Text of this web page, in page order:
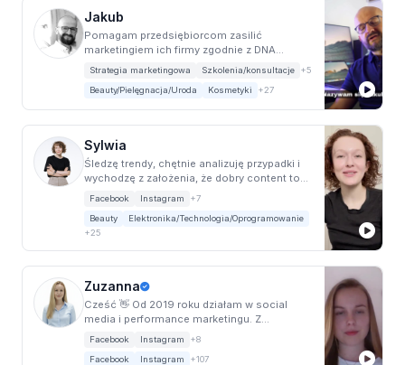
Jakub
Pomagam przedsiębiorcom zasilić
marketingiem ich firmy zgodnie z DNA
organizacji, celami b...
Strategia marketingowa Szkolenia/konsultacje
+5
Beauty/Pielęgnacja/Uroda
Kosmetyki +27
Sylwia
Śledzę trendy, chętnie analizuję przypadki i
wychodzę z założenia, że dobry content to
jed...
Facebook Instagram
+7
Beauty
Elektronika/Technologia/Oprogramowanie
+25
Zuzanna
Cześć 👋 Od 2019 roku działam w social
media i performance marketingu. Z
wykształcenia jest...
Facebook Instagram
+8
Facebook
Instagram +107